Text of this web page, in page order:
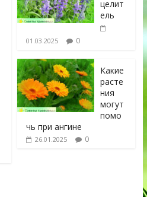
целит
ель
01.03.2025 0
Какие
расте
ния
могут
помо
чь при ангине
26.01.2025 0